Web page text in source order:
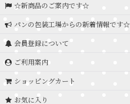
☆新商品のご案内です☆
パンの包装工場からの新着情報です☆
会員登録について
ご利用案内
ショッピングカート
お気に入り